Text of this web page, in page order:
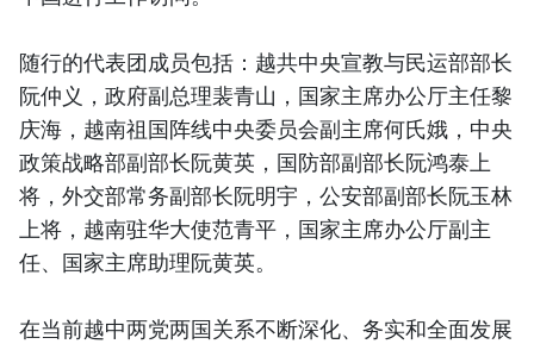
随行的代表团成员包括：越共中央宣教与民运部部长
阮仲义，政府副总理裴青山，国家主席办公厅主任黎
庆海，越南祖国阵线中央委员会副主席何氏娥，中央
政策战略部副部长阮黄英，国防部副部长阮鸿泰上
将，外交部常务副部长阮明宇，公安部副部长阮玉林
上将，越南驻华大使范青平，国家主席办公厅副主
任、国家主席助理阮黄英。
在当前越中两党两国关系不断深化、务实和全面发展